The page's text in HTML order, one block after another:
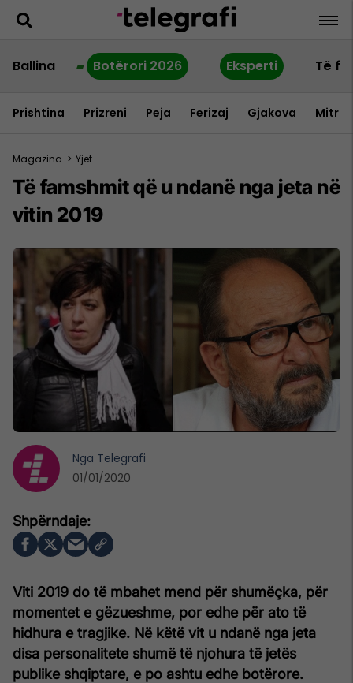
Ballina Botërori 2026 Eksperti Të
Prishtina Prizreni Peja Ferizaj Gjakova
Magazina > Yjet
Të famshmit që u ndanë nga jeta në
vitin 2019
Viti 2019 do të mbahet mend për shumëçka, për
momentet e gëzueshme, por edhe për ato të
hidhura e tragjike. Në këtë vit u ndanë nga jeta
disa personalitete shumë të njohura të jetës
publike shqiptare, e po ashtu edhe botërore.
Nga Telegrafi
01/01/2020